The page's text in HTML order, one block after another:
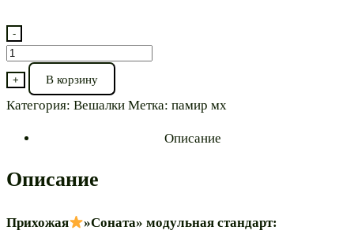
-
Количество
товара
Вешалка
модульная**
+ В корзину
Категория: Вешалки Метка: памир мх
Описание
Описание
Прихожая
»Соната» модульная стандарт: